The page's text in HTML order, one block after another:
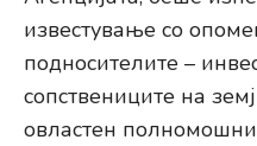
известување со
подносителите –
сопствениците на
овластен